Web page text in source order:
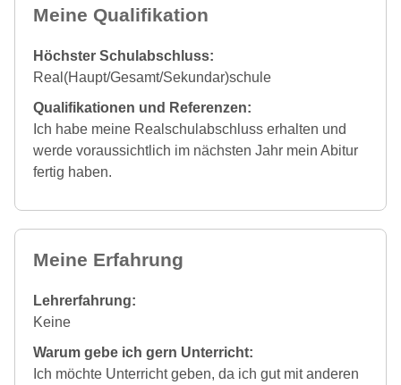
Meine Qualifikation
Höchster Schulabschluss:
Real(Haupt/Gesamt/Sekundar)schule
Qualifikationen und Referenzen:
Ich habe meine Realschulabschluss erhalten und
werde voraussichtlich im nächsten Jahr mein Abitur
fertig haben.
Meine Erfahrung
Lehrerfahrung:
Keine
Warum gebe ich gern Unterricht:
Ich möchte Unterricht geben, da ich gut mit anderen